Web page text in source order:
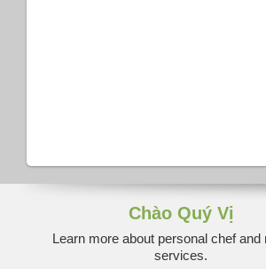
Chào Quý Vị
Learn more about personal chef and
services.